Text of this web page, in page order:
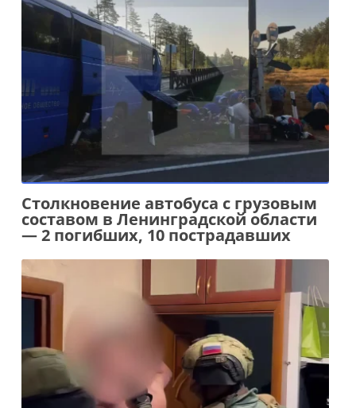
Столкновение автобуса с грузовым
составом в Ленинградской области
— 2 погибших, 10 пострадавших